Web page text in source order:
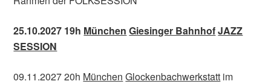
25.10.2027 19h München Giesinger BahnhofJAZZ
SESSION
09.11.2027 20h München Glockenbachwerkstatt im